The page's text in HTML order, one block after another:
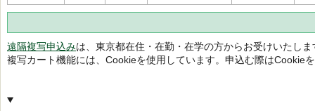
遠隔複写申込みは、東京都在住・在勤・在学の方からお受けいたしま
複写カート機能には、Cookieを使用しています。申込む際はCookie